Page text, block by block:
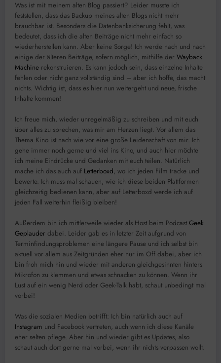
Was ist mit meinem alten Blog passiert? Leider musste ich
feststellen, dass das Backup meines alten Blogs nicht mehr
brauchbar ist. Besonders die Datenbanksicherung fehlt, was
bedeutet, dass ich die alten Beiträge nicht mehr einfach so
wiederherstellen kann. Aber keine Sorge! Ich werde nach und nach
einige der älteren Beiträge, sofern möglich, mithilfe der Wayback
Machine rekonstruieren. Es kann jedoch sein, dass einzelne Inhalte
fehlen oder nicht ganz vollständig sind – aber ich hoffe, das macht
nichts. Wichtig ist, dass es hier nun weitergeht und neue, frische
Inhalte kommen!
Ich freue mich, wieder unregelmäßig zu schreiben und mit euch
über alles zu sprechen, was mir am Herzen liegt. Vor allem das
Thema Kino ist nach wie vor eine große Leidenschaft von mir. Ich
gehe immer noch gerne und viel ins Kino, und auch hier möchte
ich meine Eindrücke und Gedanken mit euch teilen. Natürlich
mache ich das auch auf Letterboxd, wo ich jeden Film tracke und
bewerte. Ich muss mal schauen, wie ich diese beiden Plattformen
gleichzeitig bedienen kann, aber auf Letterboxd werde ich auf
jeden Fall weiterhin fleißig bleiben!
Außerdem bin ich mittlerweile wieder als Host beim Podcast Geek
Geplauder dabei. Leider gab es in letzter Zeit aufgrund von
Terminfindungsproblemen eine längere Pause und ich selbst bin
aktuell vor allem aus Zeitgründen eher nur im Off dabei, aber ich
bin froh mich hin und wieder mit anderen gleichgesinnten hinters
Mikrofon zu klemmen und etwas schnacken zu können. Wenn ihr
Lust auf ein wenig Nerd oder Geek-Talk habt, schaut unbedingt mal
vorbei!
Was die sozialen Medien betrifft: Ich bin natürlich auch auf
Instagram und Facebook vertreten, auch wenn ich diese Kanäle
eher selten pflege. Aber hin und wieder gibt es Updates, also
schaut auch dort gerne mal vorbei, wenn ihr nichts verpassen wollt.